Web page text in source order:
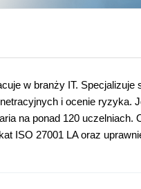
w branży IT.
i ocenie ryzyka.
na ponad 120 uczelniach.
ISO 27001 LA oraz